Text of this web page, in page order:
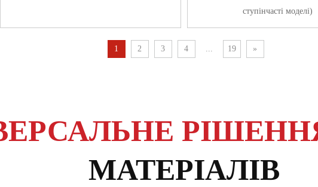
ступінчасті моделі)
1 2 3 4 ... 19 »
МАТЕРІАЛІВ